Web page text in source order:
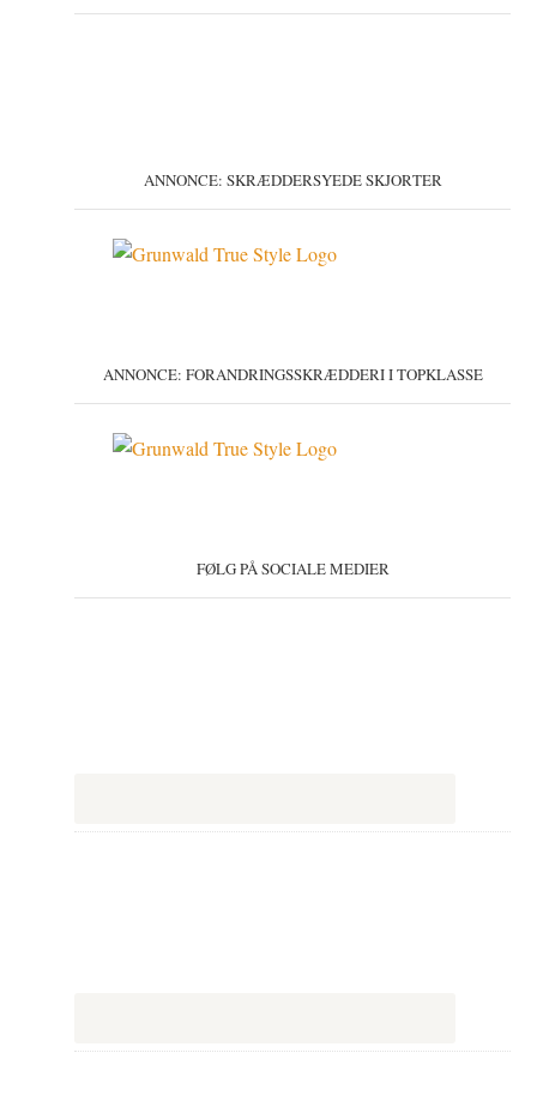
ANNONCE: SKRÆDDERSYEDE SKJORTER
ANNONCE: FORANDRINGSSKRÆDDERI I TOPKLASSE
FØLG PÅ SOCIALE MEDIER